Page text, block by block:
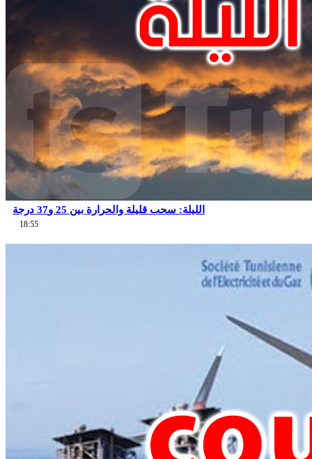
الليلة: سحب قليلة والحرارة بين 25 و37 درجة
18:55